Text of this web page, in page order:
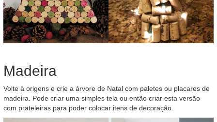
Madeira
Volte à origens e crie a árvore de Natal com paletes ou placares de
madeira. Pode criar uma simples tela ou então criar esta versão
com prateleiras para poder colocar itens de decoração.